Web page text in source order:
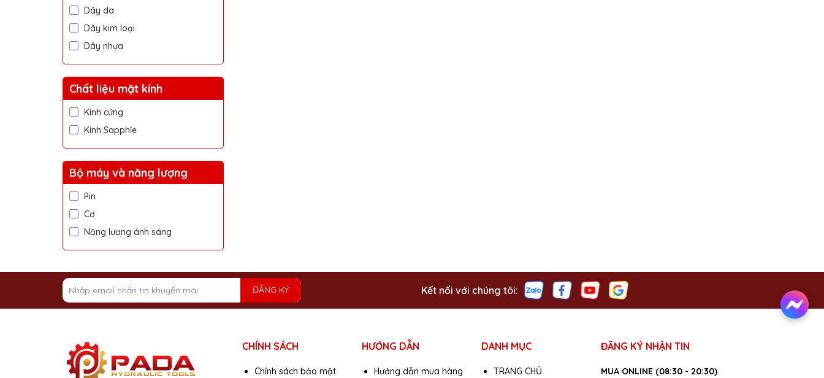
700g
900g
1.4kg
Dây da
Dây kim loại
Dây nhựa
Chất liệu mặt kính
Kính cứng
Kính Sapphỉe
Bộ máy và năng lượng
Pin
Cơ
Năng lượng ánh sáng
ĐĂNG KÝ Kết nối với chúng tôi:
CHÍNH SÁCH
Chính sách bảo mật
HƯỚNG DẪN
Hướng dẫn mua hàng
DANH MỤC
TRANG CHỦ
ĐĂNG KÝ NHẬN TIN
MUA ONLINE (08:30 - 20:30)